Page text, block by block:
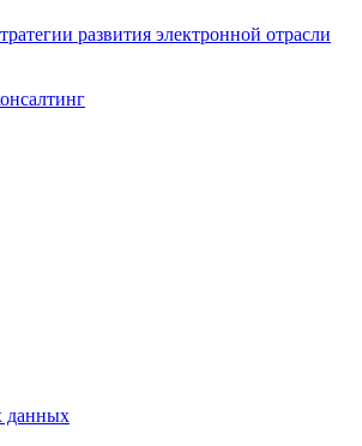
развития электронной отрасли
данных